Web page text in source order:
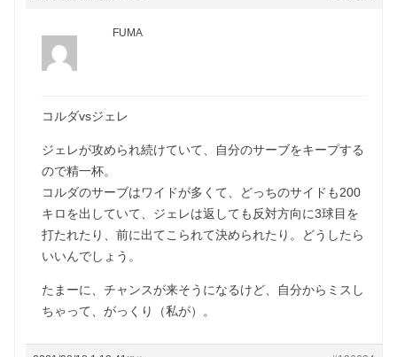
FUMA
コルダvsジェレ
ジェレが攻められ続けていて、自分のサーブをキープする
ので精一杯。
コルダのサーブはワイドが多くて、どっちのサイドも200
キロを出していて、ジェレは返しても反対方向に3球目を
打たれたり、前に出てこられて決められたり。どうしたら
いいんでしょう。
たまーに、チャンスが来そうになるけど、自分からミスし
ちゃって、がっくり（私が）。